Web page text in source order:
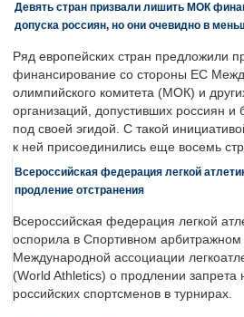
Девять стран призвали лишить МОК
допуска россиян, но они очевидно в
Ряд европейских стран предложили
финансирование со стороны ЕС
олимпийского комитета (МОК) и
организаций, допустивших россиян и
под своей эгидой. С такой
к ней присоединились еще восемь
Всероссийская федерация легкой
продление отстранения
Всероссийская федерация легкой
оспорила в Спортивном
Международной ассоциации
(World Athletics) о продлении запрета
российских спортсменов в турнирах.